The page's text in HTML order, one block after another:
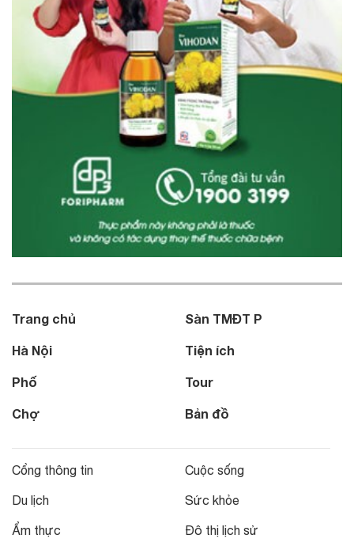
Trang chủ
Hà Nội
Phố
Chợ
Sàn TMĐT P
Tiện ích
Tour
Bản đồ
Cổng thông tin
Du lịch
Ẩm thực
Cuộc sống
Sức khỏe
Đô thị lịch sử